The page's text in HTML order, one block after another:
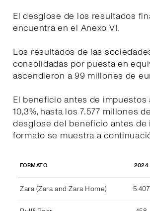
El desglose de los resultados
encuentra en el Anexo VI.
Los resultados de las
consolidadas por puesta en
ascendieron a 99 millones de
El beneficio antes de impuestos
10,3%, hasta los 7.577 millones
desglose del beneficio antes
formato se muestra a
FORMATO 2024
Zara (Zara and Zara Home) 5.407